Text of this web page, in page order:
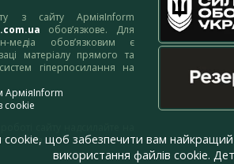
з сайту АрміяInform
обов’язкове. Для
медіа обов’язковим є
матеріалу прямого та
гіперпосилання на
АрміяInform
cookie
щоб забезпечити вам
використання файлів cookie.